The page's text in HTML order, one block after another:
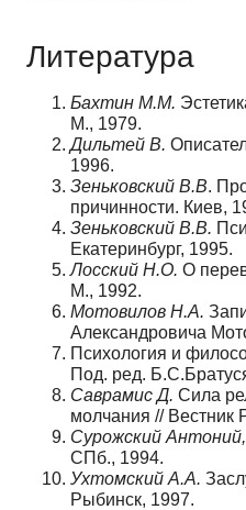
Литература
Бахтин М.М.
М., 1979.
Дильтей В.
1996.
Зеньковский В.В.
причинности. Киев,
Зеньковский В.В.
Екатеринбург, 1995.
Лосский Н.О. О
М., 1992.
Мотовилов Н.А.
Александровича
Психология и
Под. ред.
Саврамис Д. Сила
молчания //
Сурожский
СПб., 1994.
Ухтомский А.А.
Рыбинск, 1997.